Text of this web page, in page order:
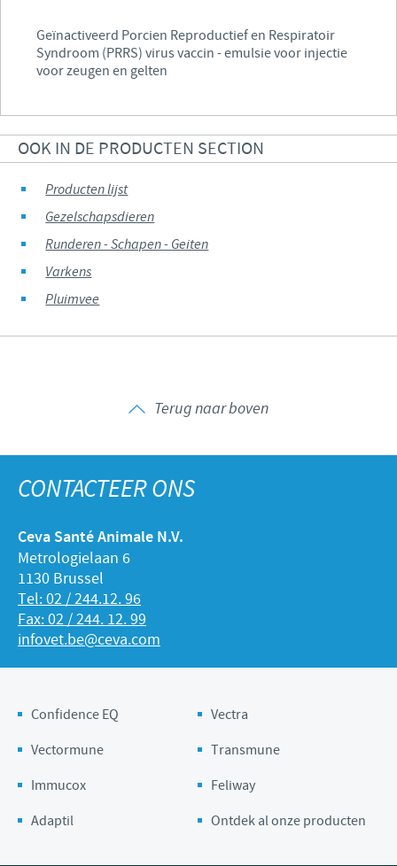
Geïnactiveerd Porcien Reproductief en Respiratoir
Syndroom (PRRS) virus vaccin - emulsie voor injectie
voor zeugen en gelten
OOK IN DE PRODUCTEN SECTION
Producten lijst
Gezelschapsdieren
Runderen - Schapen - Geiten
Varkens
Pluimvee
Terug naar boven
CONTACTEER ONS
Ceva Santé Animale N.V.
Metrologielaan 6
1130 Brussel
Tel: 02 / 244.12. 96
Fax: 02 / 244. 12. 99
infovet.be@ceva.com
Confidence EQ
Vectra
Vectormune
Transmune
Immucox
Feliway
Adaptil
Ontdek al onze producten